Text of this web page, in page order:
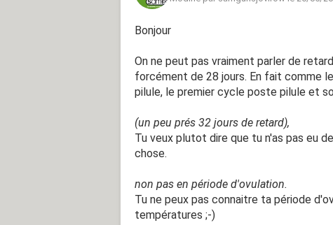
Bonjour
On ne peut pas vraiment parler de
forcément de 28 jours. En fait comme
pilule, le premier cycle poste pilule et
(un peu prés 32 jours de retard),
Tu veux plutot dire que tu n'as pas eu
chose.
non pas en période d'ovulation.
Tu ne peux pas connaitre ta période
températures ;-)